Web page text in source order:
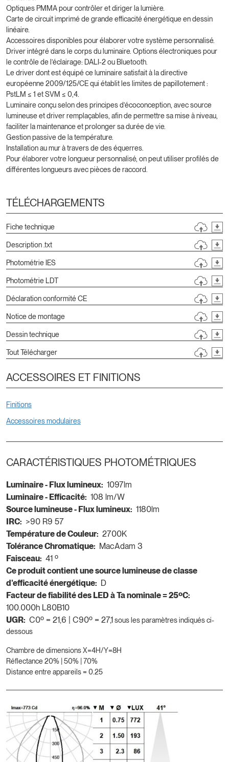
Optiques PMMA pour contrôler et diriger la lumière.
Carte de circuit imprimé de grande efficacité énergétique en dessin
linéaire.
Accessoires disponibles pour élaborer votre système personnalisé.
Driver intégré dans le corps du luminaire. Options électroniques pour
le contrôle de l’éclairage: DALI-2 ou Bluetooth.
Le driver dont est équipé ce luminaire satisfait à la directive
européenne 2009/125/CE qui établit les limites de papillotement :
PstLM ≤ 1 et SVM ≤ 0,4.
Luminaire conçu selon des principes d’écoconception, avec source
lumineuse et driver remplaçables, afin de permettre sa mise à niveau,
faciliter la maintenance et prolonger sa durée de vie.
Gestion passive de la température.
Installation au mur à travers de des équerres.
Pour élaborer votre longueur personnalisé, on peut utiliser profilés de
différentes longueurs avec pièces de raccord.
TÉLÉCHARGEMENTS
Fiche technique
Description .txt
Photométrie IES
Photométrie LDT
Déclaration conformité CE
Notice de montage
Dessin technique
Tout Télécharger
ACCESSOIRES ET FINITIONS
Finitions
Accessoires modulaires
CARACTÉRISTIQUES PHOTOMÉTRIQUES
Luminaire - Flux lumineux: 1097lm
Luminaire - Efficacité: 108 lm/W
Source lumineuse - Flux lumineux: 1180lm
IRC: >90 R9 57
Température de Couleur: 2700K
Tolérance Chromatique: MacAdam 3
Faisceau: 41 º
Ce produit contient une source lumineuse de classe
d'efficacité énergétique: D
Facteur de fiabilité des LED à Ta nominale = 25ºC:
100.000h L80B10
UGR: C0º = 21,6 | C90º = 27,1sous les paramètres indiqués ci-
dessous
Chambre de dimensions X=4H/Y=8H
Réflectance 20% | 50% | 70%
Distance entre appareils = 0.25